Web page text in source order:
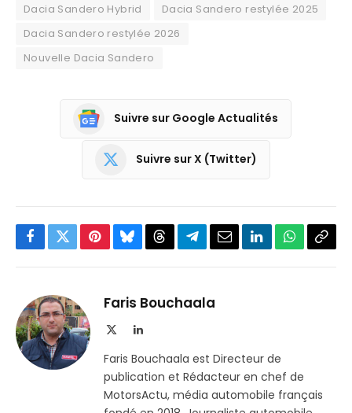
Dacia Sandero Hybrid
Dacia Sandero restylée 2025
Dacia Sandero restylée 2026
Nouvelle Dacia Sandero
Suivre sur Google Actualités
Suivre sur X (Twitter)
Facebook
TwitterPinterestBlueskyThreadsPartager
Telegram
EmailLinkedInWhatsApp
Faris Bouchaala
LinkedIn
Faris Bouchaala est Directeur de
publication et Rédacteur en chef de
MotorsActu, média automobile français